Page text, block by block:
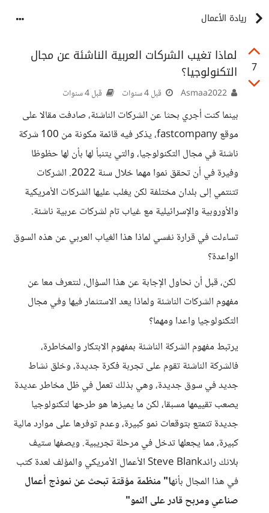
ريادة الأعمال
7
لماذا تغيب الشركات العربية الناشئة عن مجال
التكنولوجيا؟
قبل 4 سنوات قبل 4 سنوات
بينما كنت أجري بحثا عن الشركات الناشئة، صادفت مقالا على
موقع fastcompany، يذكر فيه قائمة مكونة من 100 شركة
ناشئة في مجال التكنولوجيا، والتي يتنبأ لها بأن لها حظوظا
وفيرة في أن تحقق نموا مهما خلال سنة 2022. الشركات
تتنتمي إلى بلدان مختلفة لكن يغلب عليها الشركات الأمريكية
والأوروبية والإسرائيلية مع غياب تام لشركات عربية ناشئة.
تساءلت في قرارة نفسي لماذا هذا الغياب العربي عن هذه السوق
الواعدة؟
لكن، قبل أن نحاول الإجابة عن هذا السؤال، لنتعرف معا عن
مفهوم الشركات الناشئة ولماذا يعد الاستثمار فيها وفي مجال
التكنولوجيا واعدا ومهما؟
يرتبط مفهوم الشركة الناشئة بمفهوم الابتكار والمخاطرة،
فالشركة الناشئة تقوم على تجربة فكرة جديدة، وخلق نشاط
جديد في سوق جديدة، وهي بذلك تعمل في ظل مخاطر عديدة
يصعب تقييمها مسبقا، لكن ما يميزها هو طرحها لتكنولوجيا
جديدة تتمتع بتوقعات نمو كبيرة، وعدم توفرها على موارد مالية
كبيرة، مما يجعلها تدخل في مرحلة تجريبية. ويصفها ستيف
بلانك رائدSteve Blank الأعمال الأمريكي والمؤلف لعدة كتب
في هذا المجال بأنها" منظمة مؤقتة تبحث عن نموذج أعمال
صناعي ومربح قادر على النمو"